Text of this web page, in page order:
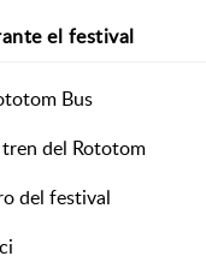
el festival
Bus
del Rototom
del festival